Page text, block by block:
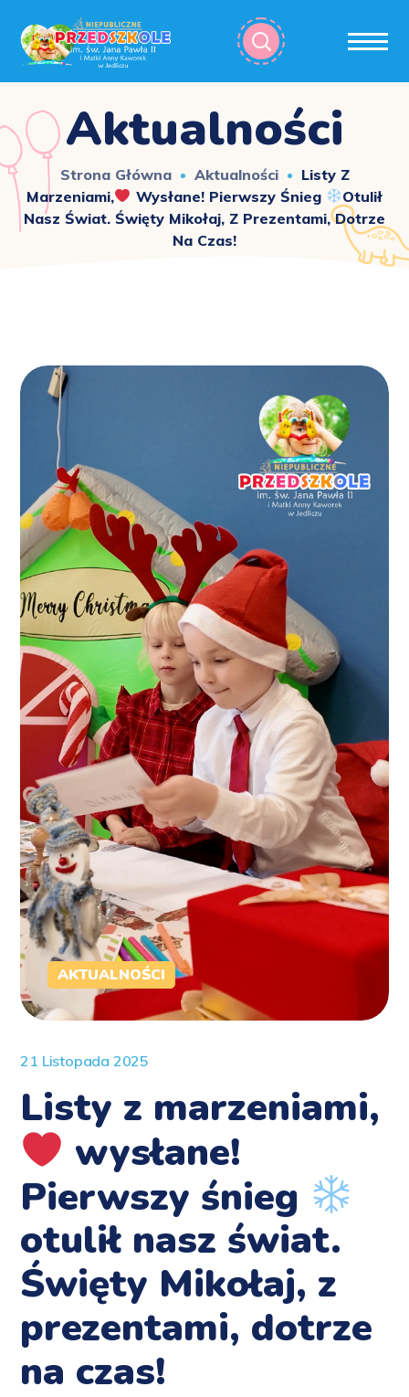
Aktualności
Strona Główna Aktualności
Listy Z
Marzeniami,
Wysłane! Pierwszy Śnieg
Otulił
Nasz Świat. Święty Mikołaj, Z Prezentami, Dotrze
Na Czas!
AKTUALNOŚCI
21 Listopada 2025
Listy z marzeniami,
wysłane!
Pierwszy śnieg
otulił nasz świat.
Święty Mikołaj, z
prezentami, dotrze
na czas!